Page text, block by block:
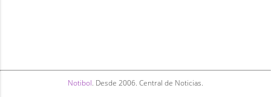
Notibol. Desde 2006. Central de Noticias.